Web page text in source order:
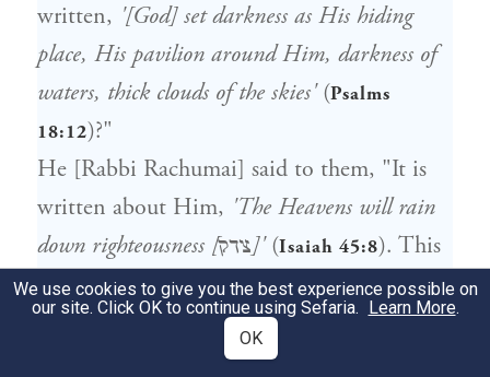
written, '[God] set darkness as His hiding
place, His pavilion around Him, darkness of
waters, thick clouds of the skies'(Psalms
18:12)?"
He [Rabbi Rachumai] said to them, "It is
written about Him, 'The Heavens will rain
down righteousness [צדק]'(Isaiah 45:8). This
righteousness is the treat of judgment [דין]
of the world, as is said,'Justice, justice, you
Deuteronomy 16:20
We use cookies to give you the best experience possible on
our site. Click OK to continue using Sefaria. Learn More.
OK